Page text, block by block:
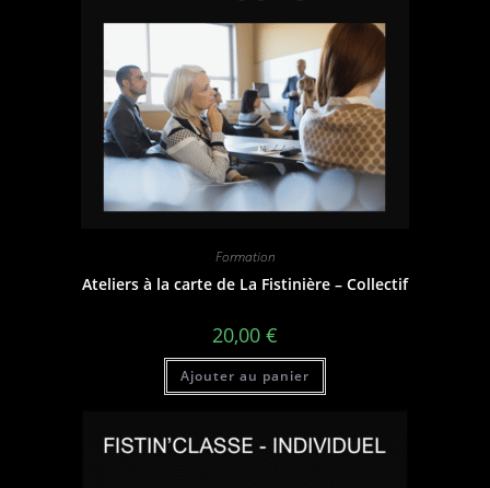
Formation
Ateliers à la carte de La Fistinière – Collectif
20,00 €
Ajouter au panier